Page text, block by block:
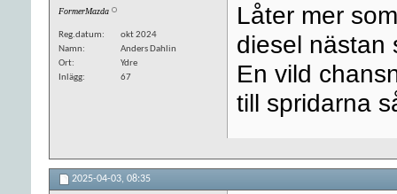
FormerMazda
Reg.datum
okt 2024
Namn
Anders Dahlin
Ort
Ydre
Inlägg
67
Låter mer
diesel nästan
En vild
till spridarna
2025-04-03, 08:35